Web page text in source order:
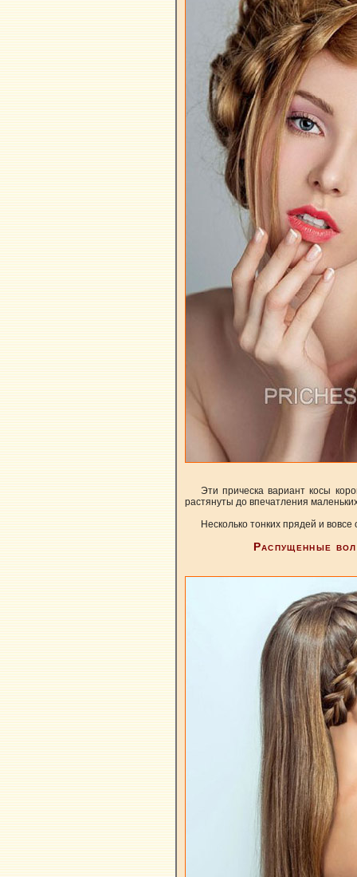
Эти прическа вариант косы
растянуты до впечатления
Несколько тонких прядей и
Распущенные